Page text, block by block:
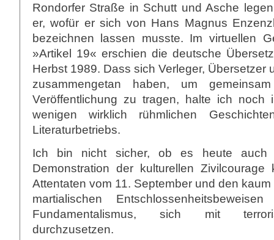
Rondorfer Straße in Schutt und Asche
er, wofür er sich von Hans Magnus
bezeichnen lassen musste. Im virtuellen
»Artikel 19« erschien die deutsche
Herbst 1989. Dass sich Verleger, Übersetzer
zusammengetan haben, um
Veröffentlichung zu tragen, halte ich noch
wenigen wirklich rühmlichen
Literaturbetriebs.
Ich bin nicht sicher, ob es heute auch
Demonstration der kulturellen
Attentaten vom 11. September und den
martialischen
Fundamentalismus, sich mit
durchzusetzen.